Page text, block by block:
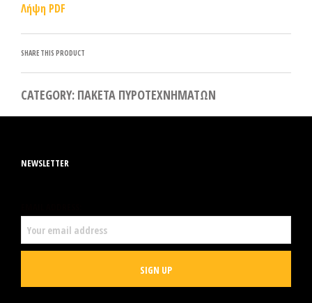
Λήψη PDF
SHARE THIS PRODUCT
CATEGORY: ΠΑΚΕΤΑ ΠΥΡΟΤΕΧΝΗΜΑΤΩΝ
NEWSLETTER